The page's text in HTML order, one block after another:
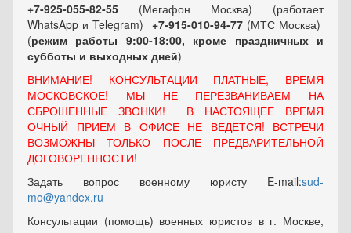
+7-925-055-82-55 (Мегафон Москва) (работает
WhatsApp и Telegram) +7-915-010-94-77 (МТС Москва)
(режим работы 9:00-18:00, кроме праздничных и
субботы и выходных дней)
ВНИМАНИЕ! КОНСУЛЬТАЦИИ ПЛАТНЫЕ, ВРЕМЯ
МОСКОВСКОЕ! МЫ НЕ ПЕРЕЗВАНИВАЕМ НА
СБРОШЕННЫЕ ЗВОНКИ! В НАСТОЯЩЕЕ ВРЕМЯ
ОЧНЫЙ ПРИЕМ В ОФИСЕ НЕ ВЕДЕТСЯ! ВСТРЕЧИ
ВОЗМОЖНЫ ТОЛЬКО ПОСЛЕ ПРЕДВАРИТЕЛЬНОЙ
ДОГОВОРЕННОСТИ!
Задать вопрос военному юристу E-mail:sud-
mo@yandex.ru
Консультации (помощь) военных юристов в г. Москве,